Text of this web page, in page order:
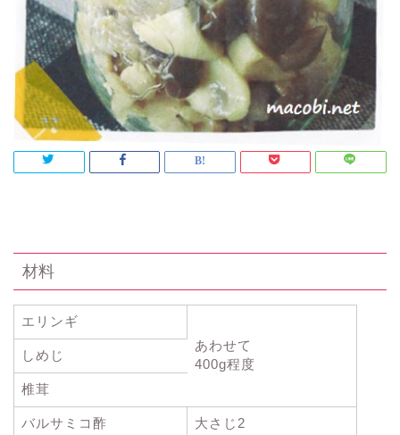
材料
エリンギ
あわせて
400g程度
しめじ
椎茸
バルサミコ酢 大さじ2